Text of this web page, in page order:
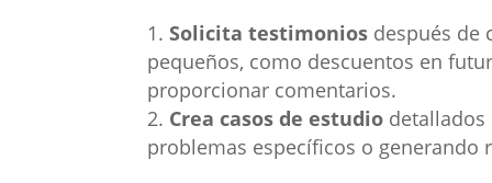
Solicita testimonios después de
pequeños, como descuentos en
proporcionar comentarios.
Crea casos de estudio
problemas específicos o generando